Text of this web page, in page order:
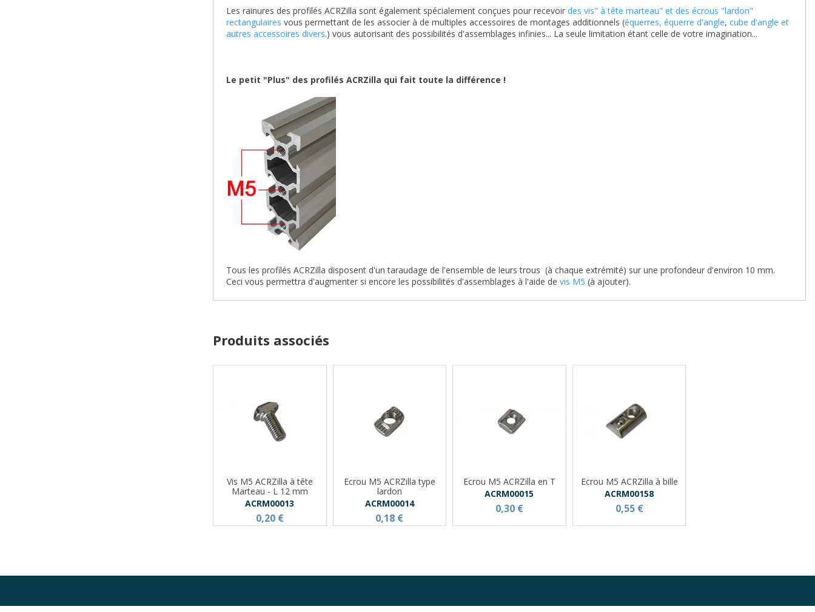
Les rainures des profilés ACRZilla sont également spécialement conçues pour recevoir des vis" à tête marteau" et des écrous "lardon"
rectangulaires vous permettant de les associer à de multiples accessoires de montages additionnels (équerres, équerre d'angle, cube d'angle et
autres accessoires divers.) vous autorisant des possibilités d'assemblages infinies... La seule limitation étant celle de votre imagination...
Le petit "Plus" des profilés ACRZilla qui fait toute la différence !
Tous les profilés ACRZilla disposent d'un taraudage de l'ensemble de leurs trous (à chaque extrémité) sur une profondeur d'environ 10 mm.
Ceci vous permettra d'augmenter si encore les possibilités d'assemblages à l'aide de vis M5 (à ajouter).
Produits associés
Vis M5 ACRZilla à tête
Marteau - L 12 mm
ACRM00013
0,20 €
Ecrou M5 ACRZilla type
lardon
ACRM00014
0,18 €
Ecrou M5 ACRZilla en T
ACRM00015
0,30 €
Ecrou M5 ACRZilla à bille
ACRM00158
0,55 €